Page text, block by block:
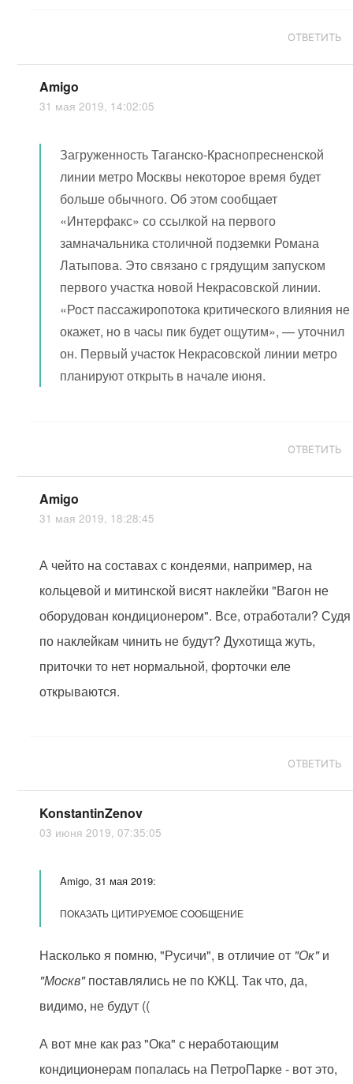
ОТВЕТИТЬ
Amigo
31 мая 2019, 14:02:05
Загруженность Таганско-Краснопресненской
линии метро Москвы некоторое время будет
больше обычного. Об этом сообщает
«Интерфакс» со ссылкой на первого
замначальника столичной подземки Романа
Латыпова. Это связано с грядущим запуском
первого участка новой Некрасовской линии.
«Рост пассажиропотока критического влияния не
окажет, но в часы пик будет ощутим», — уточнил
он. Первый участок Некрасовской линии метро
планируют открыть в начале июня.
ОТВЕТИТЬ
Amigo
31 мая 2019, 18:28:45
А чейто на составах с кондеями, например, на
кольцевой и митинской висят наклейки "Вагон не
оборудован кондиционером". Все, отработали? Судя
по наклейкам чинить не будут? Духотища жуть,
приточки то нет нормальной, форточки еле
открываются.
ОТВЕТИТЬ
KonstantinZenov
03 июня 2019, 07:35:05
Amigo, 31 мая 2019:
ПОКАЗАТЬ ЦИТИРУЕМОЕ СООБЩЕНИЕ
Насколько я помню, "Русичи", в отличие от "Ок"и
"Москв"поставлялись не по КЖЦ. Так что, да,
видимо, не будут ((
А вот мне как раз "Ока" с неработающим
кондиционерам попалась на ПетроПарке - вот это,